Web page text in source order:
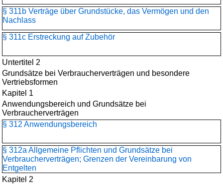
§ 311b Verträge über Grundstücke, das Vermögen und den
Nachlass
§ 311c Erstreckung auf Zubehör
Untertitel 2
Grundsätze bei Verbraucherverträgen und besondere
Vertriebsformen
Kapitel 1
Anwendungsbereich und Grundsätze bei
Verbraucherverträgen
§ 312 Anwendungsbereich
§ 312a Allgemeine Pflichten und Grundsätze bei
Verbraucherverträgen; Grenzen der Vereinbarung von
Entgelten
Kapitel 2